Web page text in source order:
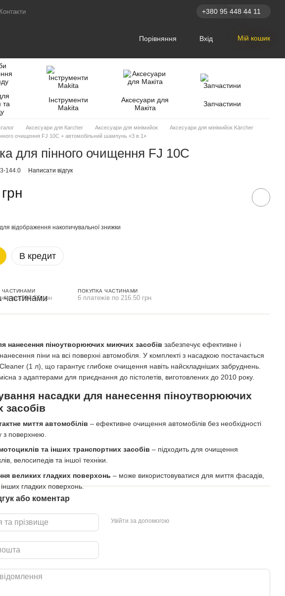
Контакти +380 95 448 44 11
Порівняння Вхід Мій кошик
та
Інструменти
Makita
Аксесуари для
Макіта
Запчастини
Аксесуари для Кarcher Аксесуари для мінімийок
Аксесуари для мінімийок Kärcher
очищення FJ 10C + автомобільний шампунь «3 в 1»
для пінного очищення FJ 10C
144.0 Написати відгук
для відображення накопичувальної знижки
В кредит
ЧАСТИНАМИ
по 216.50 грн
ПОКУПКА ЧАСТИНАМИ
6 платежів по 216.50 грн
нанесення піноутворюючих миючих засобів забезпечує ефективне і
піни на всі поверхні автомобіля. У комплекті з насадкою постачається
(1 л), що гарантує глибоке очищення навіть найскладніших забруднень.
з адаптерами для приєднання до пістолетів, виготовлених до 2010 року.
насадки для нанесення піноутворюючих
миття автомобілів – ефективне очищення автомобілів без необхідності
з поверхнею.
та інших транспортних засобів – підходить для очищення
велосипедів та іншої техніки.
великих гладких поверхонь – може використовуватися для миття фасадів,
інших гладких поверхонь.
або коментар
Увійти за допомогою